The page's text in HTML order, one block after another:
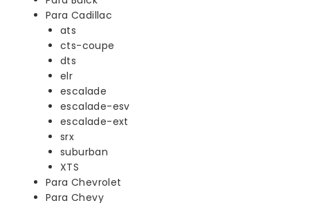
Para Cadillac
ats
cts-coupe
dts
elr
escalade
escalade-esv
escalade-ext
srx
suburban
XTS
Para Chevrolet
Para Chevy